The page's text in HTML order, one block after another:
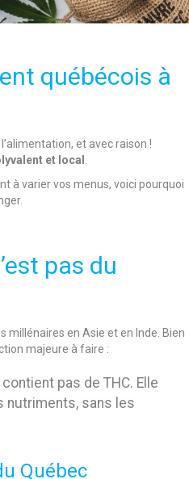
québécois à
et avec raison !
et local
à varier vos menus, voici pourquoi
pas du
millénaires en Asie et en Inde. Bien
majeure à faire :
pas de THC. Elle
nutriments, sans les
Québec